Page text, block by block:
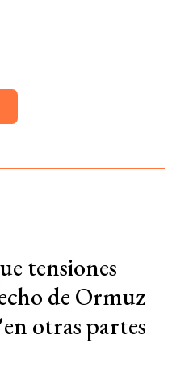
tensiones
de Ormuz
otras partes